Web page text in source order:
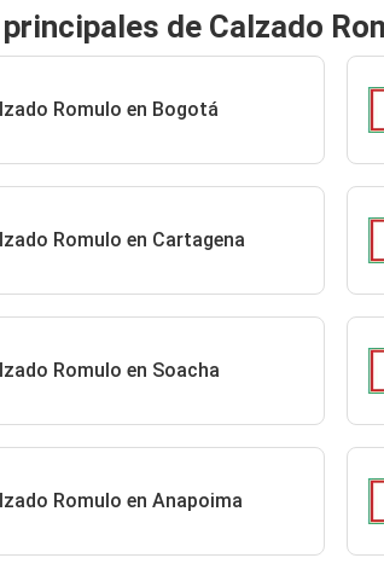
de Calzado
Romulo en Bogotá
Romulo en Cartagena
Romulo en Soacha
Romulo en Anapoima